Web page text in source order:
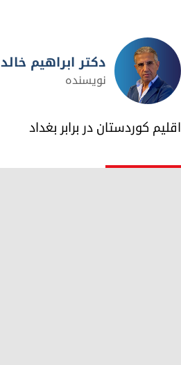
دکتر ابراهیم خالد
دکتر ابراهیم خالد
نویسنده
اقلیم کوردستان در برابر بغداد